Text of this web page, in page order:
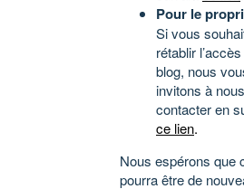
Pour le
Si vous
rétablir
blog, nous
invitons à nous
contacter en
ce lien.
Nous espérons que
pourra être de